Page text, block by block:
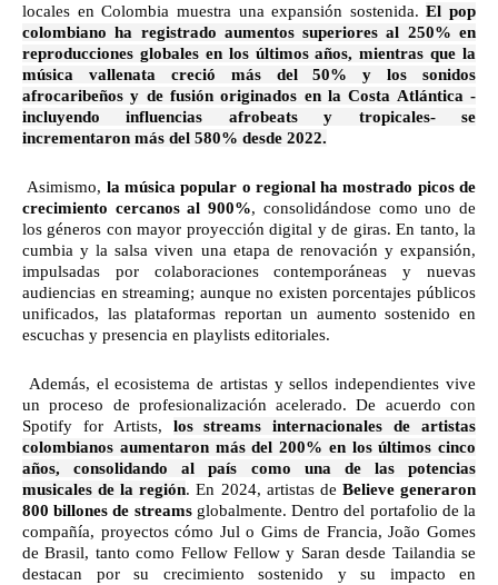
locales en Colombia muestra una expansión sostenida.El pop
colombiano ha registrado aumentos superiores al 250% en
reproducciones globales en los últimos años, mientras que la
música vallenata creció más del 50% y los sonidos
afrocaribeños y de fusión originados en la Costa Atlántica -
incluyendo influencias afrobeats y tropicales- se
incrementaron más del 580% desde 2022.
Asimismo, la música popular o regional ha mostrado picos de
crecimiento cercanos al 900%, consolidándose como uno de
los géneros con mayor proyección digital y de giras. En tanto, la
cumbia y la salsa viven una etapa de renovación y expansión,
impulsadas por colaboraciones contemporáneas y nuevas
audiencias en streaming; aunque no existen porcentajes públicos
unificados, las plataformas reportan un aumento sostenido en
escuchas y presencia en playlists editoriales.
Además, el ecosistema de artistas y sellos independientes vive
un proceso de profesionalización acelerado. De acuerdo con
Spotify for Artists, los streams internacionales de artistas
colombianos aumentaron más del 200% en los últimos cinco
años, consolidando al país como una de las potencias
musicales de la región.En 2024, artistas de Believe generaron
800 billones de streamsglobalmente. Dentro del portafolio de la
compañía, proyectos cómo Jul o Gims de Francia, João Gomes
de Brasil, tanto como Fellow Fellow y Saran desde Tailandia se
destacan por su crecimiento sostenido y su impacto en